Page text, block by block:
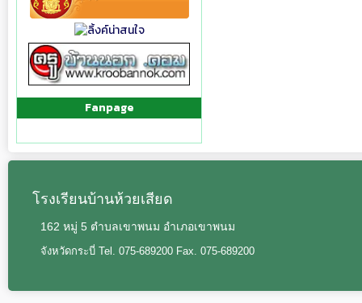
Fanpage
โรงเรียนบ้านห้วยเสียด
162 หมู่ 5 ตำบลเขาพนม อำเภอเขาพนม
จังหวัดกระบี่ Tel. 075-689200 Fax. 075-689200